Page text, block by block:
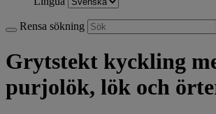
Rensa sökning
Grytstekt kyckling
purjolök, lök och